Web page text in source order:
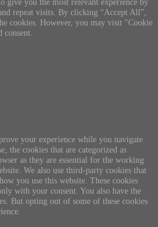
give you the most relevant experience by
repeat visits. By clicking “Accept All”,
cookies. However, you may visit "Cookie
consent.
your experience while you navigate
the cookies that are categorized as
as they are essential for the working
We also use third-party cookies that
you use this website. These cookies
with your consent. You also have the
But opting out of some of these cookies